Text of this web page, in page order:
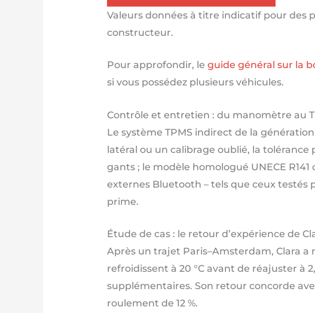
Valeurs données à titre indicatif pour des
constructeur.
Pour approfondir, le guide général sur la
si vous possédez plusieurs véhicules.
Contrôle et entretien : du manomètre au
Le système TPMS indirect de la
latéral ou un calibrage oublié, la
gants ; le modèle homologué UNECE
externes Bluetooth – tels que ceux
prime.
Étude de cas : le retour d’expérience de
Après un trajet Paris–Amsterdam, Clara a
refroidissent à 20 °C avant de réajuster à
supplémentaires. Son retour concorde
roulement de 12 %.